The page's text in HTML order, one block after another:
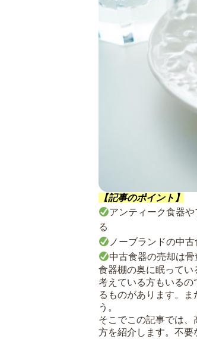
【記事のポイント】
アンティーク食器
る
ノーブランドの中
中古食器の売却は
食器棚の奥に眠ってい
考えている方もいる
るものがあります。
う。
そこでこの記事では
方を紹介します。不要